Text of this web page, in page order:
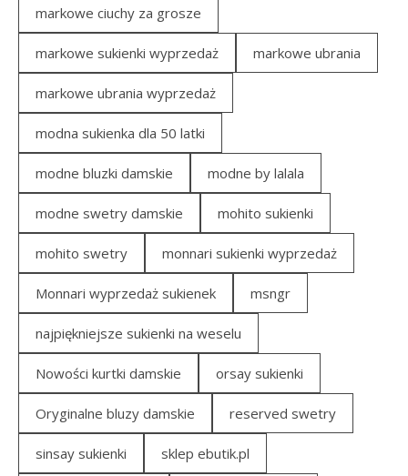
markowe ciuchy za grosze
markowe sukienki wyprzedaż markowe ubrania
markowe ubrania wyprzedaż
modna sukienka dla 50 latki
modne bluzki damskie modne by lalala
modne swetry damskie mohito sukienki
mohito swetry monnari sukienki wyprzedaż
Monnari wyprzedaż sukienek msngr
najpiękniejsze sukienki na weselu
Nowości kurtki damskie orsay sukienki
Oryginalne bluzy damskie reserved swetry
sinsay sukienki sklep ebutik.pl